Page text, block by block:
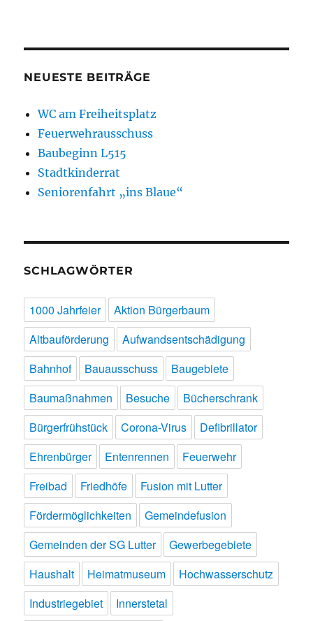
NEUESTE BEITRÄGE
WC am Freiheitsplatz
Feuerwehrausschuss
Baubeginn L515
Stadtkinderrat
Seniorenfahrt „ins Blaue“
SCHLAGWÖRTER
1000 Jahrfeier
Aktion Bürgerbaum
Altbauförderung
Aufwandsentschädigung
Bahnhof
Bauausschuss
Baugebiete
Baumaßnahmen
Besuche
Bücherschrank
Bürgerfrühstück
Corona-Virus
Defibrillator
Ehrenbürger
Entenrennen
Feuerwehr
Freibad
Friedhöfe
Fusion mit Lutter
Fördermöglichkeiten
Gemeindefusion
Gemeinden der SG Lutter
Gewerbegebiete
Haushalt
Heimatmuseum
Hochwasserschutz
Industriegebiet
Innerstetal